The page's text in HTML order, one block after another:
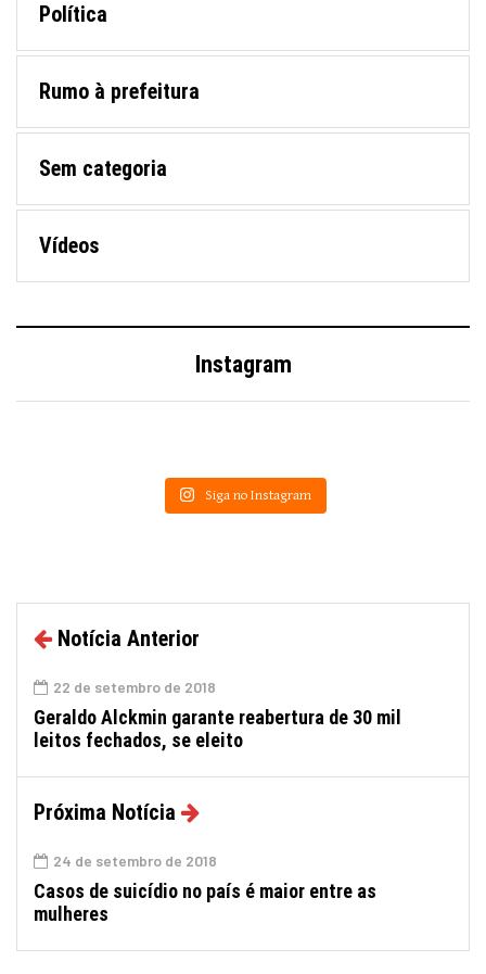
Política
Rumo à prefeitura
Sem categoria
Vídeos
Instagram
Siga no Instagram
Notícia Anterior
22 de setembro de 2018
Geraldo Alckmin garante reabertura de 30 mil
leitos fechados, se eleito
Próxima Notícia
24 de setembro de 2018
Casos de suicídio no país é maior entre as
mulheres